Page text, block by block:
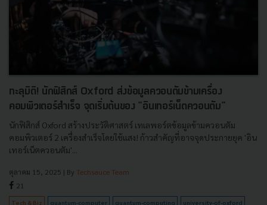
ทะลุมิติ! นักฟิสิกส์ Oxford ส่งข้อมูลควอนตัมข้ามเครื่อง
คอมพิวเตอร์สำเร็จ จุดเริ่มต้นของ "อินเทอร์เน็ตควอนตัม"
นักฟิสิกส์ Oxford สร้างประวัติศาสตร์ เทเลพอร์ตข้อมูลข้ามควอนตัม
คอมพิวเตอร์ 2 เครื่องสำเร็จโดยใช้แสง! ก้าวสำคัญที่อาจจุดประกายยุค 'อิน
เทอร์เน็ตควอนตัม'...
ตุลาคม 15, 2025 | By Techsauce Team
21
Tech & Biz quantum-computer quantum-computing university-of-oxford